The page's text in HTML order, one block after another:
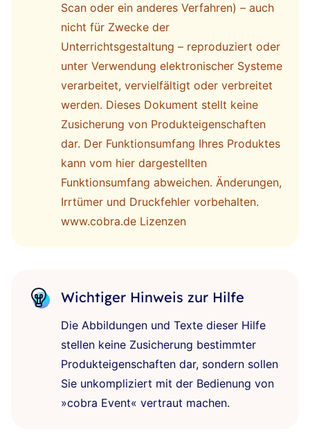
Scan oder ein anderes Verfahren) – auch
nicht für Zwecke der
Unterrichtsgestaltung – reproduziert oder
unter Verwendung elektronischer Systeme
verarbeitet, vervielfältigt oder verbreitet
werden. Dieses Dokument stellt keine
Zusicherung von Produkteigenschaften
dar. Der Funktionsumfang Ihres Produktes
kann vom hier dargestellten
Funktionsumfang abweichen. Änderungen,
Irrtümer und Druckfehler vorbehalten.
www.cobra.de Lizenzen
Wichtiger Hinweis zur Hilfe
Die Abbildungen und Texte dieser Hilfe
stellen keine Zusicherung bestimmter
Produkteigenschaften dar, sondern sollen
Sie unkompliziert mit der Bedienung von
»cobra Event« vertraut machen.